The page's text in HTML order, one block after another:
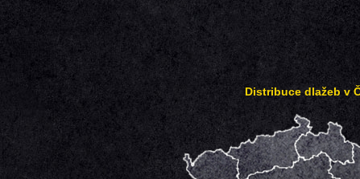
Distribuce dlažeb v